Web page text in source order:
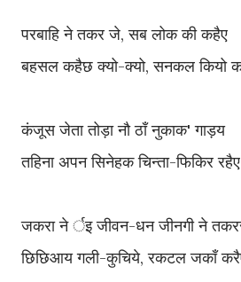
परबाहि ने तकर जे, सब लोक की कहैए
बहसल कहैछ क्यो-क्यो, सनकल कियो
कंजूस जेता तोड़ा नौ ठाँ नुकाक' गाड़य
तहिना अपन सिनेहक चिन्ता-फिकिर रहैए
जकरा ने र्इ जीवन-धन जीनगी ने
छिछिआय गली-कुचिये, रकटल जकाँ